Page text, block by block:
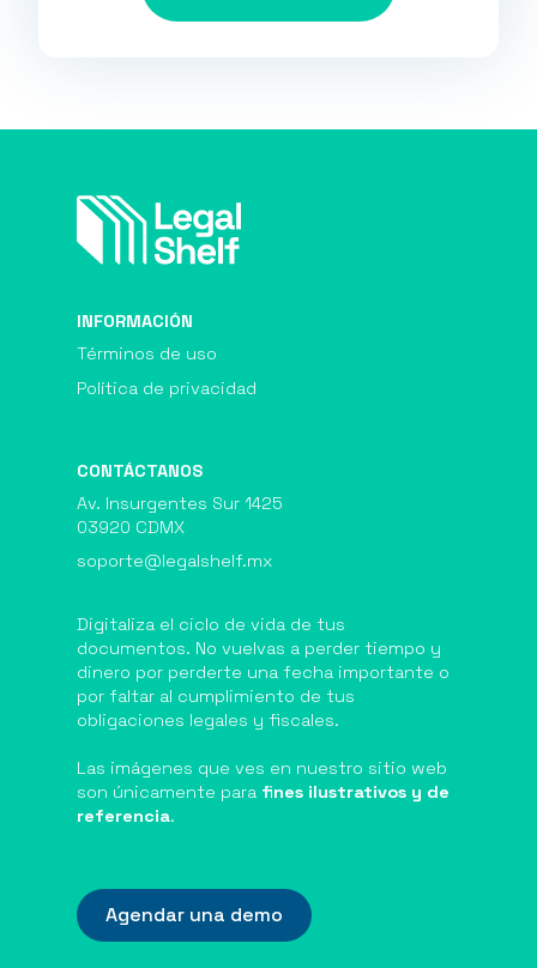
INFORMACIÓN
Términos de uso
Política de privacidad
CONTÁCTANOS
Av. Insurgentes Sur 1425
03920 CDMX
soporte@legalshelf.mx
Digitaliza el ciclo de vida de tus
documentos. No vuelvas a perder tiempo y
dinero por perderte una fecha importante o
por faltar al cumplimiento de tus
obligaciones legales y fiscales.
Las imágenes que ves en nuestro sitio web
son únicamente para fines ilustrativos y de
referencia.
Agendar una demo